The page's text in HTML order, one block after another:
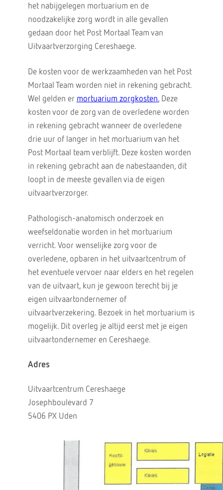
het nabijgelegen mortuarium en de
noodzakelijke zorg wordt in alle gevallen
gedaan door het Post Mortaal Team van
Uitvaartverzorging Cereshaege.
De kosten voor de werkzaamheden van het Post
Mortaal Team worden niet in rekening gebracht.
Wel gelden er mortuarium zorgkosten.Deze
kosten voor de zorg van de overledene worden
in rekening gebracht wanneer de overledene
drie uur of langer in het mortuarium van het
Post Mortaal team verblijft. Deze kosten worden
in rekening gebracht aan de nabestaanden, dit
loopt in de meeste gevallen via de eigen
uitvaartverzorger.
Pathologisch-anatomisch onderzoek en
weefseldonatie worden in het mortuarium
verricht. Voor wenselijke zorg voor de
overledene, opbaren in het uitvaartcentrum of
het eventuele vervoer naar elders en het regelen
van de uitvaart, kun je gewoon terecht bij je
eigen uitvaartondernemer of
uitvaartverzekering. Bezoek in het mortuarium is
mogelijk. Dit overleg je altijd eerst met je eigen
uitvaartondernemer en Cereshaege.
Adres
Uitvaartcentrum Cereshaege
Josephboulevard 7
5406 PX Uden